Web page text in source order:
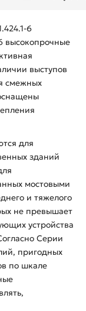
6
высокопрочные
выступов
смежных
для
зданий
мостовыми
и тяжелого
не превышает
устройства
Серии
пригодных
по шкале